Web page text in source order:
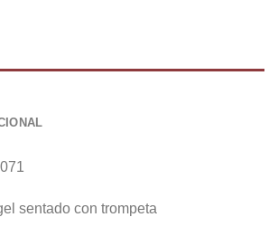
sentado con trompeta